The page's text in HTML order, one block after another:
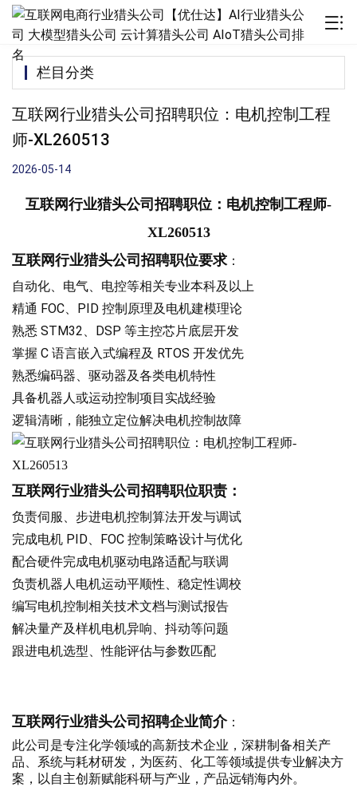
互联网行业猎头公司招聘职位：电机控制工程
师-XL260513
2026-05-14
互联网行业猎头公司招聘职位：电机控制工程师-
XL260513
互联网行业猎头公司招聘职位要求 ：
自动化、电气、电控等相关专业本科及以上
精通 FOC、PID 控制原理及电机建模理论
熟悉 STM32、DSP 等主控芯片底层开发
掌握 C 语言嵌入式编程及 RTOS 开发优先
熟悉编码器、驱动器及各类电机特性
具备机器人或运动控制项目实战经验
逻辑清晰，能独立定位解决电机控制故障
互联网行业猎头公司招聘职位职责：
负责伺服、步进电机控制算法开发与调试
完成电机 PID、FOC 控制策略设计与优化
配合硬件完成电机驱动电路适配与联调
负责机器人电机运动平顺性、稳定性调校
编写电机控制相关技术文档与测试报告
解决量产及样机电机异响、抖动等问题
跟进电机选型、性能评估与参数匹配
互联网行业猎头公司招聘企业简介：
此公司是专注化学领域的高新技术企业，深耕制备相关产
品、系统与耗材研发，为医药、化工等领域提供专业解决方
案，以自主创新赋能科研与产业，产品远销海内外。
栏目分类